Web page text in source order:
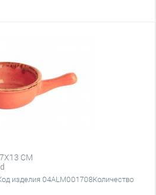
СМ
изделия 04ALM001708Количество